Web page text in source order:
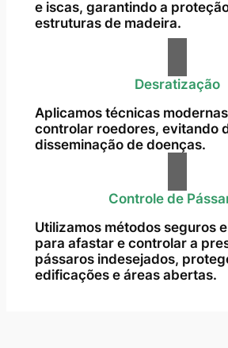
e iscas, garantindo a
estruturas de madeira.
Desratização
Aplicamos técnicas
controlar roedores, evitando
disseminação de doenças.
Controle de
Utilizamos métodos seguros
para afastar e controlar a
pássaros indesejados,
edificações e áreas abertas.